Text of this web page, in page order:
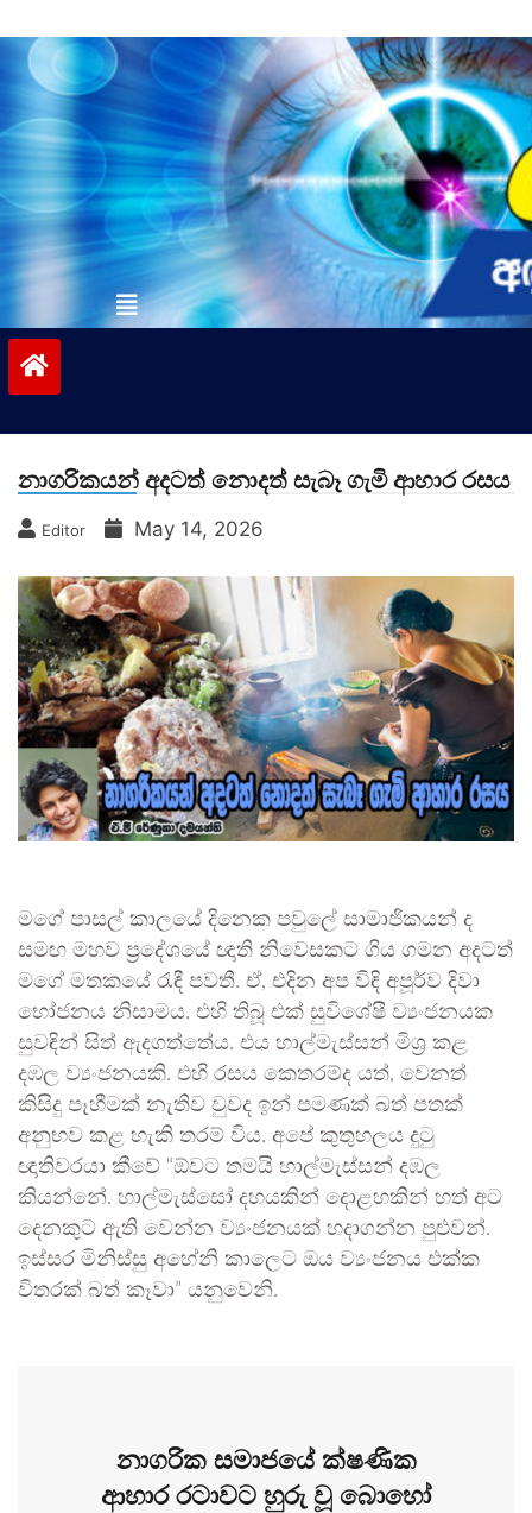
to
contentvinivida.lk
නාගරිකයන් අදටත් නොදත් සැබෑ ගැමි ආහාර රසය
Editor May 14, 2026
මගේ පාසල් කාලයේ දිනෙක පවුලේ සාමාජිකයන් ද
සමඟ මහව ප්‍රදේශයේ ඥාති නිවෙසකට ගිය ගමන අදටත්
මගේ මතකයේ රැඳී පවතී. ඒ, එදින අප විඳි අපූර්ව දිවා
භෝජනය නිසාමය. එහි තිබූ එක් සුවිශේෂී ව්‍යංජනයක
සුවඳින් සිත් ඇදගත්තේය. එය හාල්මැස්සන් මිශ්‍ර කළ
දඹල ව්‍යංජනයකි. එහි රසය කෙතරම්ද යත්, වෙනත්
කිසිදු පෑහීමක් නැතිව වුවද ඉන් පමණක් බත් පතක්
අනුභව කළ හැකි තරම් විය. අපේ කුතුහලය දුටු
ඥාතිවරයා කීවේ “ඕවට තමයි හාල්මැස්සන් දඹල
කියන්නේ. හාල්මැස්සෝ දහයකින් දොළහකින් හත් අට
දෙනකුට ඇති වෙන්න ව්‍යංජනයක් හදාගන්න පුළුවන්.
ඉස්සර මිනිස්සු අහේනි කාලෙට ඔය ව්‍යංජනය එක්ක
විතරක් බත් කෑවා” යනුවෙනි.
නාගරික සමාජයේ ක්ෂණික
ආහාර රටාවට හුරු වූ බොහෝ